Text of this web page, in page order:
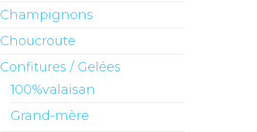
Champignons
Choucroute
Confitures / Gelées
100%valaisan
Grand-mère